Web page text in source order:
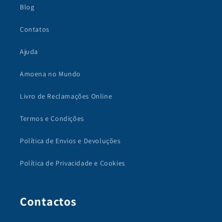
Blog
Contatos
Ajuda
Amoena no Mundo
Livro de Reclamações Online
Termos e Condições
Política de Envios e Devoluções
Política de Privacidade e Cookies
Contactos